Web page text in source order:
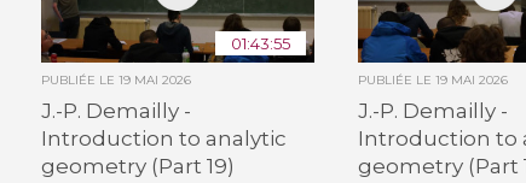
01:43:55
PUBLIÉE LE 19 MAI 2026
J.-P. Demailly -
Introduction to analytic
geometry (Part 19)
PUBLIÉE LE19 MAI 2026
J.-P. Demailly -
Introduction to
geometry (Part